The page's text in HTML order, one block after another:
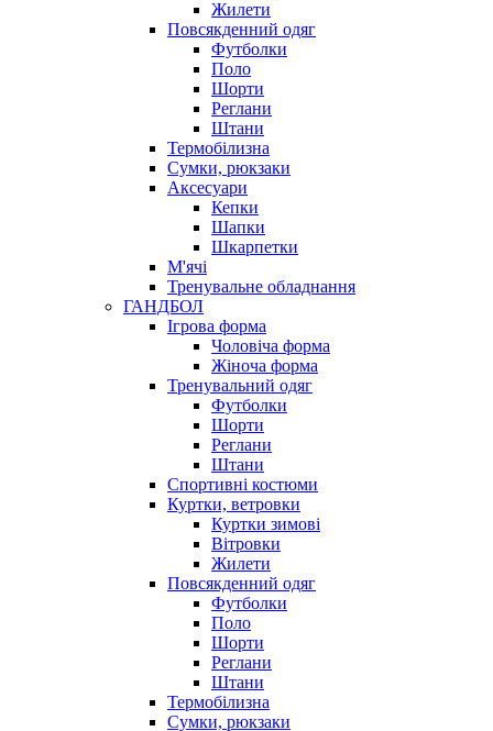
Жилети
Повсякденний одяг
Футболки
Поло
Шорти
Реглани
Штани
Термобілизна
Сумки, рюкзаки
Аксесуари
Кепки
Шапки
Шкарпетки
М'ячі
Тренувальне обладнання
ГАНДБОЛ
Ігрова форма
Чоловіча форма
Жіноча форма
Тренувальний одяг
Футболки
Шорти
Реглани
Штани
Спортивні костюми
Куртки, ветровки
Куртки зимові
Вітровки
Жилети
Повсякденний одяг
Футболки
Поло
Шорти
Реглани
Штани
Термобілизна
Сумки, рюкзаки